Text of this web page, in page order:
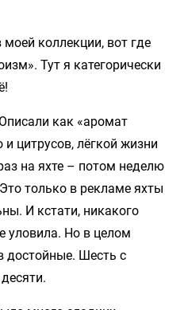
коллекции, вот где
Тут я категорически
как «аромат
цитрусов, лёгкой жизни
на яхте – потом неделю
только в рекламе яхты
И кстати, никакого
уловила. Но в целом
достойные. Шесть с